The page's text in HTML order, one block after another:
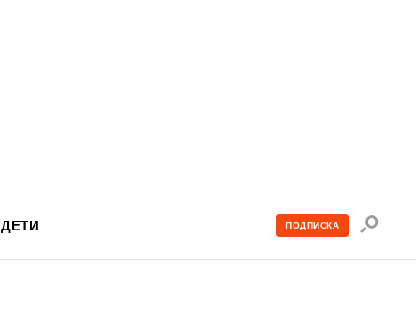
ПОДПИСКА
Поиск
по
ДЕТИ